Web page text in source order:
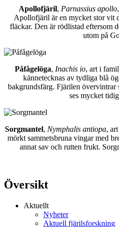
Apollofjäril, Parnassius apollo
Apollofjäril är en mycket stor vit
fläckar. Den är rödlistad eftersom
utom på
Påfågelöga, Inachis io, art i
kännetecknas av tydliga blå
bakgrundsfärg. Fjärilen övervintrar
ses mycket
Sorgmantel, Nymphalis antiopa,
mörkt sammetsbruna vingar med
annat sav och rutten frukt.
Översikt
Aktuellt
Nyheter
Aktuell fjärilsforskning